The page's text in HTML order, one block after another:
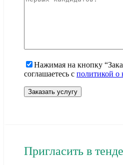
Нажимая на кнопку
соглашаетесь с политикой о
Пригласить в